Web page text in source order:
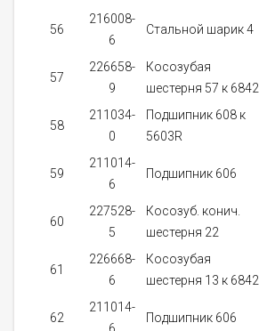
56
216008-
6
Стальной шарик 4
57
226658-
9
Косозубая
шестерня 57 к 6842
58
211034-
0
Подшипник 608 к
5603R
59
211014-
6
Подшипник 606
60
227528-
5
Косозуб. конич.
шестерня 22
61
226668-
6
Косозубая
шестерня 13 к 6842
62
211014-
Подшипник 606